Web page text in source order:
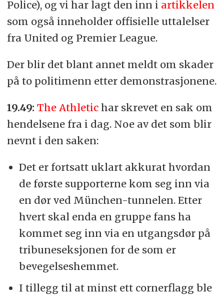
Police), og vi har lagt den inn i artikkelen
som også inneholder offisielle uttalelser
fra United og Premier League.
Der blir det blant annet meldt om skader
på to politimenn etter demonstrasjonene.
19.49: The Athletichar skrevet en sak om
hendelsene fra i dag. Noe av det som blir
nevnt i den saken:
Det er fortsatt uklart akkurat hvordan
de første supporterne kom seg inn via
en dør ved München-tunnelen. Etter
hvert skal enda en gruppe fans ha
kommet seg inn via en utgangsdør på
tribuneseksjonen for de som er
bevegelseshemmet.
I tillegg til at minst ett cornerflagg ble